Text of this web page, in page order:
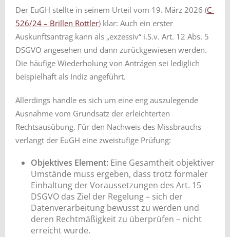
Der EuGH stellte in seinem Urteil vom 19. März 2026 (C-
526/24 – Brillen Rottler) klar: Auch ein erster
Auskunftsantrag kann als „exzessiv“ i.S.v. Art. 12 Abs. 5
DSGVO angesehen und dann zurückgewiesen werden.
Die häufige Wiederholung von Anträgen sei lediglich
beispielhaft als Indiz angeführt.
Allerdings handle es sich um eine eng auszulegende
Ausnahme vom Grundsatz der erleichterten
Rechtsausübung. Für den Nachweis des Missbrauchs
verlangt der EuGH eine zweistufige Prüfung:
Objektives Element: Eine Gesamtheit objektiver
Umstände muss ergeben, dass trotz formaler
Einhaltung der Voraussetzungen des Art. 15
DSGVO das Ziel der Regelung – sich der
Datenverarbeitung bewusst zu werden und
deren Rechtmäßigkeit zu überprüfen – nicht
erreicht wurde.